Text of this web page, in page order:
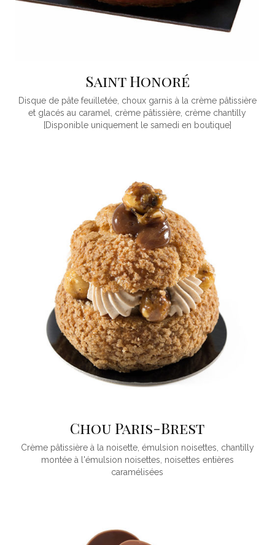
Saint Honoré
Disque de pâte feuilletée, choux garnis à la crème pâtissière
et glacés au caramel, crème pâtissière, crème chantilly
[Disponible uniquement le samedi en boutique]
Chou Paris-Brest
Crème pâtissière à la noisette, émulsion noisettes, chantilly
montée à l'émulsion noisettes, noisettes entières
caramélisées